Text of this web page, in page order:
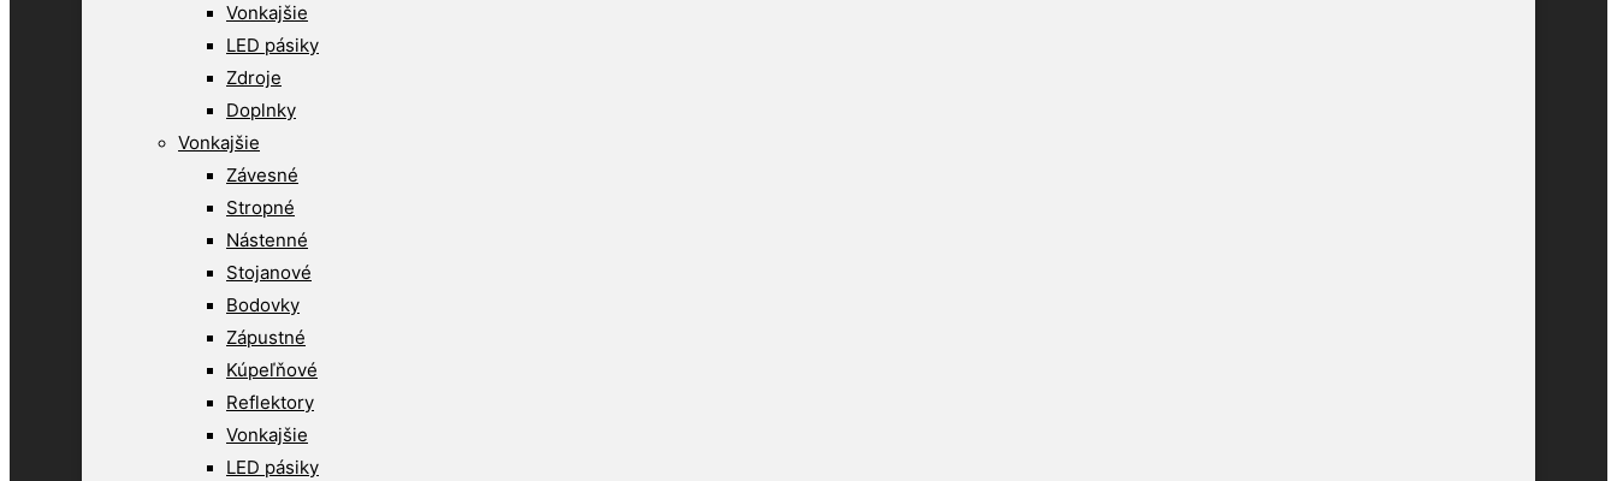
Vonkajšie
LED pásiky
Zdroje
Doplnky
Vonkajšie
Závesné
Stropné
Nástenné
Stojanové
Bodovky
Zápustné
Kúpeľňové
Reflektory
Vonkajšie
LED pásiky